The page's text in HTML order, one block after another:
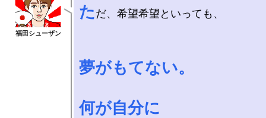
ただ、希望希望といっても、
夢がもてない。
何が自分に